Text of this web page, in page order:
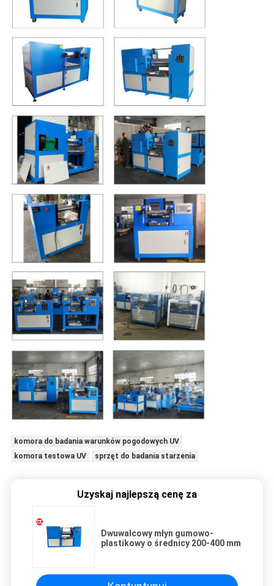
komora do badania warunków pogodowych UV
komora testowa UV
sprzęt do badania starzenia
Uzyskaj najlepszą cenę za
Dwuwalcowy młyn gumowo-
plastikowy o średnicy 200-400 mm